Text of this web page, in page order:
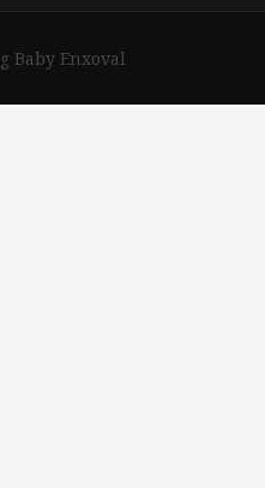
Baby Enxoval